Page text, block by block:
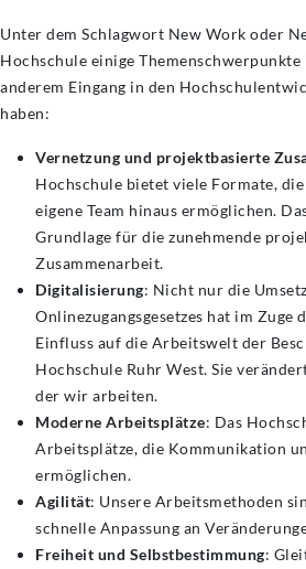
Unter dem Schlagwort New Work oder
Hochschule einige
anderem Eingang in den
haben:
Vernetzung und projektbasierte
Hochschule bietet viele Formate,
eigene Team hinaus ermöglichen.
Grundlage für die zunehmende
Zusammenarbeit.
Digitalisierung: Nicht nur die
Onlinezugangsgesetzes hat im
Einfluss auf die Arbeitswelt der
Hochschule Ruhr West. Sie
der wir arbeiten.
Moderne Arbeitsplätze: Das
Arbeitsplätze, die Kommunikation
ermöglichen.
Agilität: Unsere Arbeitsmethoden
schnelle Anpassung an
Freiheit und Selbstbestimmung: